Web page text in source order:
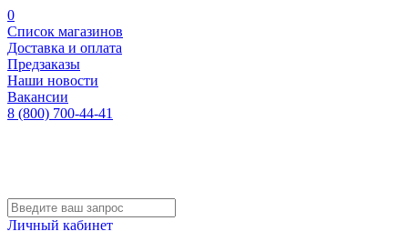
0
Список магазинов
Доставка и оплата
Предзаказы
Наши новости
Вакансии
8 (800) 700-44-41
Личный кабинет